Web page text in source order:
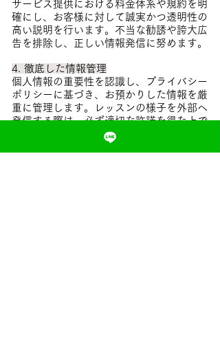
サービス提供における料金体系や規約を明
確にし、お客様に対して誠実かつ透明性の
高い説明を行います。不当な勧誘や誇大広
告を排除し、正しい情報発信に努めます。
4. 徹底した情報管理
個人情報の重要性を認識し、プライバシー
ポリシーに基づき、お預かりした情報を厳
重に管理します。レッスンの様子を外部へ
発信する際は、必ず適切な許諾を得た上で
行い、お子様のプライバシー保護を徹底し